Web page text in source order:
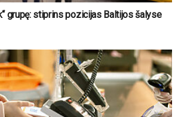
grupę: stiprins pozicijas Baltijos šalyse